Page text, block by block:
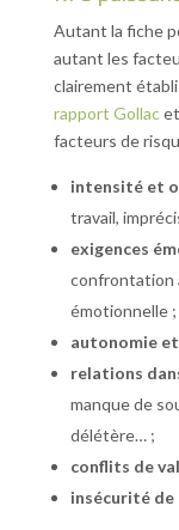
Autant la fiche
autant les
clairement
rapport Gollacet
facteurs de
intensité et
travail,
exigences
confrontation
émotionnelle ;
autonomie
relations
manque de
délétère… ;
conflits de
insécurité de